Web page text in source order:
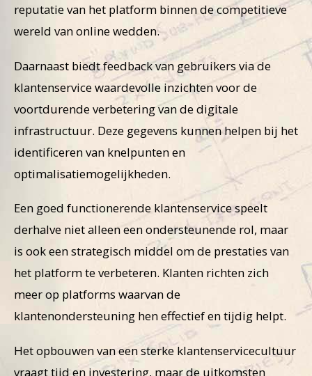
reputatie van het platform binnen de competitieve
wereld van online wedden.
Daarnaast biedt feedback van gebruikers via de
klantenservice waardevolle inzichten voor de
voortdurende verbetering van de digitale
infrastructuur. Deze gegevens kunnen helpen bij het
identificeren van knelpunten en
optimalisatiemogelijkheden.
Een goed functionerende klantenservice speelt
derhalve niet alleen een ondersteunende rol, maar
is ook een strategisch middel om de prestaties van
het platform te verbeteren. Klanten richten zich
meer op platforms waarvan de
klantenondersteuning hen effectief en tijdig helpt.
Het opbouwen van een sterke klantenservicecultuur
vraagt tijd en investering, maar de uitkomsten